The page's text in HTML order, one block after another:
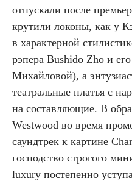
отпускали после
крутили локоны, как у
в характерной
рэпера Bushido Zho и
Михайловой), а
театральные платья с
на составляющие. В
Westwood во время
саундтрек к картине
господство строгого
luxury постепенно